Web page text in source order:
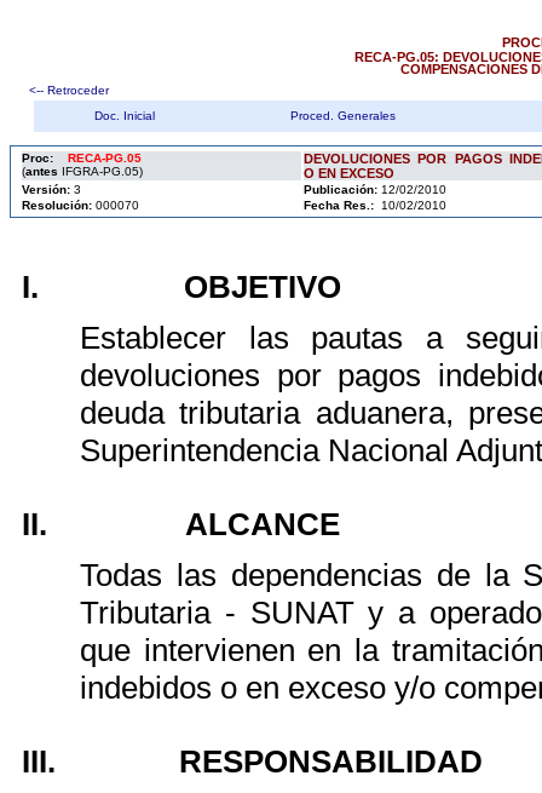
RECA-PG.05:
COMPENSACIONES
<-- Retroceder
Doc. Inicial
Proced. Generales
Proc: RECA-PG.05
(antes IFGRA-PG.05)
DEVOLUCIONES POR PAGOS
O EN EXCESO
Versión: 3 Publicación: 12/02/2010
Resolución: 000070 Fecha Res.: 10/02/2010
I.
OBJETIVO
Establecer las pautas a
devoluciones por pagos
deuda tributaria aduanera,
Superintendencia Nacional
II.
ALCANCE
Todas las dependencias de la
Tributaria - SUNAT y a
que intervienen en la
indebidos o en exceso y/o
III.
RESPONSABILIDAD